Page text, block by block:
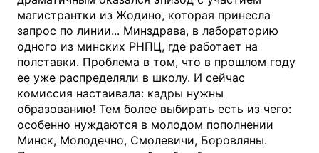
магистрантки из Жодино, которая принесла
запрос по линии... Минздрава, в лабораторию
одного из минских РНПЦ, где работает на
полставки. Проблема в том, что в прошлом году
ее уже распределяли в школу. И сейчас
комиссия настаивала: кадры нужны
образованию! Тем более выбирать есть из чего:
особенно нуждаются в молодом пополнении
Минск, Молодечно, Смолевичи, Боровляны.